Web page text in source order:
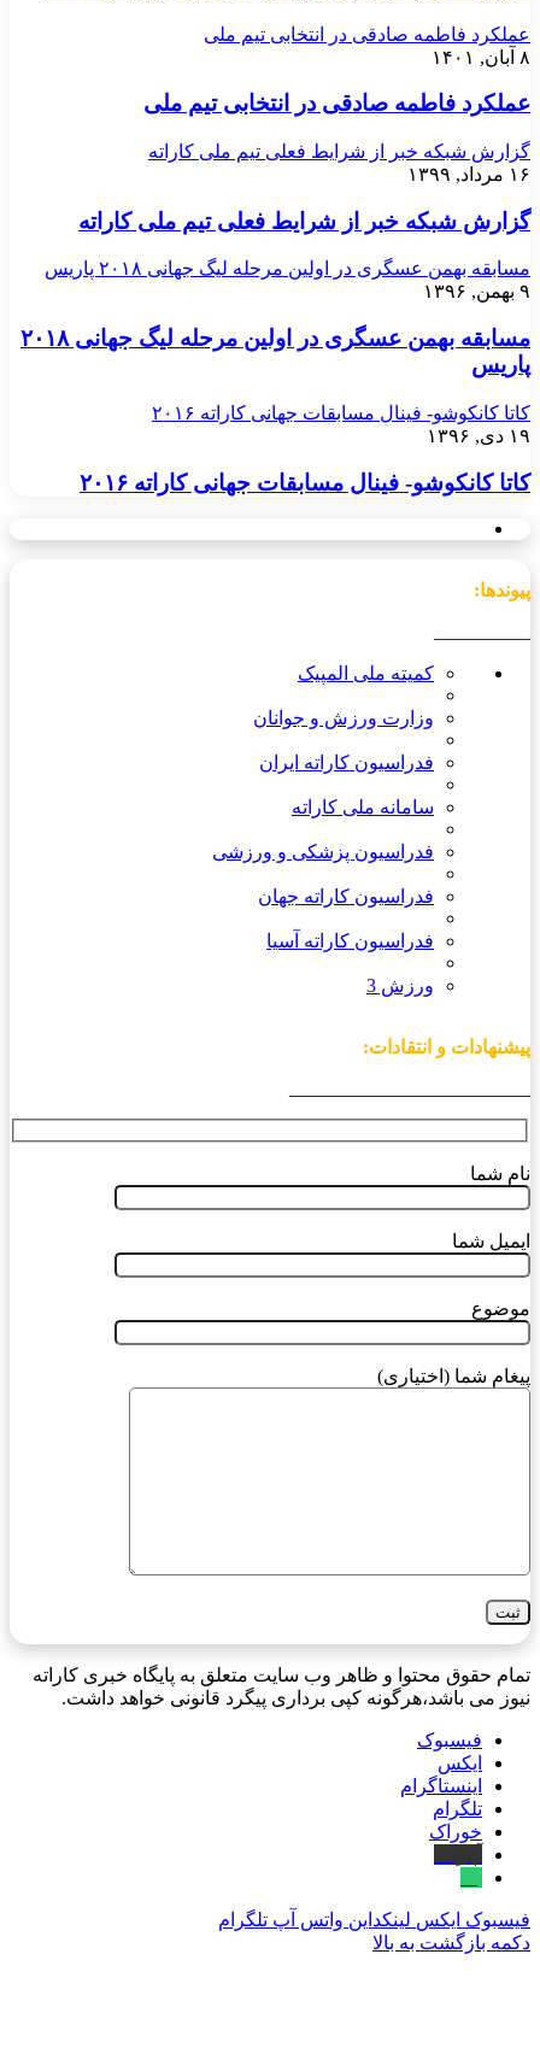
عملکرد فاطمه صادقی در انتخابی تیم ملی
۸ آبان, ۱۴۰۱
عملکرد فاطمه صادقی در انتخابی تیم ملی
گزارش شبکه خبر از شرایط فعلی تیم ملی کاراته
۱۶ مرداد, ۱۳۹۹
گزارش شبکه خبر از شرایط فعلی تیم ملی کاراته
مسابقه بهمن عسگری در اولین مرحله لیگ جهانی ۲۰۱۸ پاریس
۹ بهمن, ۱۳۹۶
مسابقه بهمن عسگری در اولین مرحله لیگ جهانی ۲۰۱۸
پاریس
کاتا کانکوشو- فینال مسابقات جهانی کاراته ۲۰۱۶
۱۹ دی, ۱۳۹۶
کاتا کانکوشو- فینال مسابقات جهانی کاراته ۲۰۱۶
پیوندها:
کمیته ملی المپیک
وزارت ورزش و جوانان
فدراسیون کاراته ایران
سامانه ملی کاراته
فدراسیون پزشکی و ورزشی
فدراسیون کاراته جهان
فدراسیون کاراته آسیا
ورزش 3
پیشنهادات و انتقادات:
نام شما
ایمیل شما
موضوع
پیغام شما (اختیاری)
تمام حقوق محتوا و ظاهر وب سایت متعلق به پایگاه خبری کاراته
نیوز می باشد،هرگونه کپی برداری پیگرد قانونی خواهد داشت.
فیسبوک
ایکس
اینستاگرام
تلگرام
خوراک
فیسبوک ایکس لینکداین واتس آپ تلگرام
دکمه بازگشت به بالا